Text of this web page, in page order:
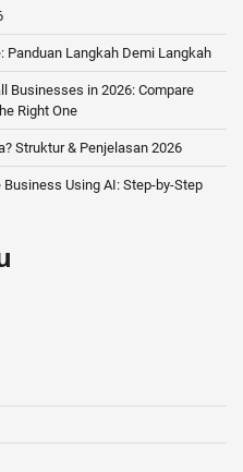
Panduan Langkah Demi Langkah
Businesses in 2026: Compare
Right One
Struktur & Penjelasan 2026
Using AI: Step-by-Step